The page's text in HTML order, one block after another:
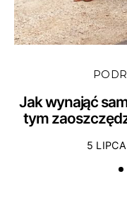
Jak wynająć
tym
5